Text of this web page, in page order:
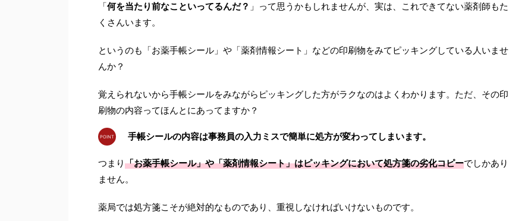
「何を当たり前なこといってるんだ？ 」って思うかもしれませんが、実は、これできてない薬剤師もた
くさんいます。
というのも「お薬手帳シール」や「薬剤情報シート」などの印刷物をみてピッキングしている人いませ
んか？
覚えられないから手帳シールをみながらピッキングした方がラクなのはよくわかります。ただ、その印
刷物の内容ってほんとにあってますか？
手帳シールの内容は事務員の入力ミスで簡単に処方が変わってしまいます。
つまり「お薬手帳シール」や「薬剤情報シート」はピッキングにおいて処方箋の劣化コピーでしかあり
ません。
薬局では処方箋こそが絶対的なものであり、重視しなければいけないものです。